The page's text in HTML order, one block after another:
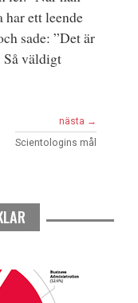
ett leende
sade: ”Det är
Så väldigt
nästa →
Scientologins mål